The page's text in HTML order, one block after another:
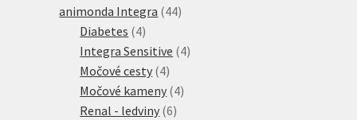
produktů
animonda Integra 4444
Diabetes 44
produkty
Integra Sensitive 44
Močové cesty 44
produkty
Močové kameny 44
Renal - ledviny 66